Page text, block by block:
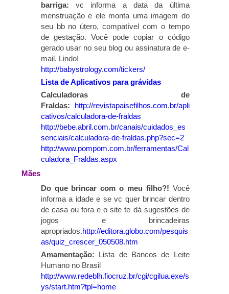
barriga: vc informa a data da última
menstruação e ele monta uma imagem do
seu bb no útero, compatível com o tempo
de gestação. Você pode copiar o código
gerado usar no seu blog ou assinatura de e-
mail. Lindo!
http://babystrology.com/tickers/
Lista de Aplicativos para grávidas
Calculadoras de
Fraldas: http://revistapaisefilhos.com.br/apli
cativos/calculadora-de-fraldas
http://bebe.abril.com.br/canais/cuidados_es
senciais/calculadora-de-fraldas.php?sec=2
http://www.pompom.com.br/ferramentas/Cal
culadora_Fraldas.aspx
Mães
Do que brincar com o meu filho?! Você
informa a idade e se vc quer brincar dentro
de casa ou fora e o site te dá sugestões de
jogos e brincadeiras
apropriados.http://editora.globo.com/pesquis
as/quiz_crescer_050508.htm
Amamentação: Lista de Bancos de Leite
Humano no Brasil
http://www.redeblh.fiocruz.br/cgi/cgilua.exe/s
ys/start.htm?tpl=home